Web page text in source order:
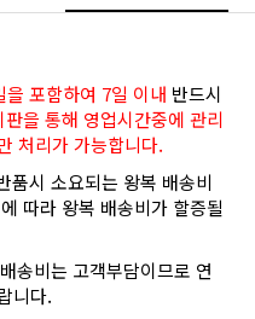
을 포함하여 7일 이내 반드시
을 통해 영업시간중에 관리
처리가 가능합니다.
품시 소요되는 왕복 배송비
따라 왕복 배송비가 할증될
송비는 고객부담이므로 연
니다.